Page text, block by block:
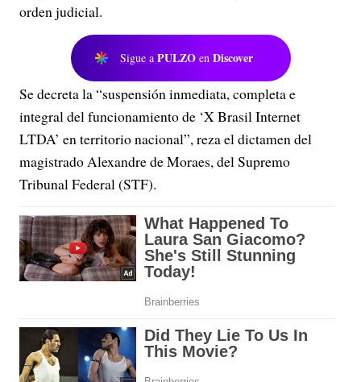
orden judicial.
Sigue a PULZO en Discover
Se decreta la “suspensión inmediata, completa e
integral del funcionamiento de ‘X Brasil Internet
LTDA’ en territorio nacional”, reza el dictamen del
magistrado Alexandre de Moraes, del Supremo
Tribunal Federal (STF).